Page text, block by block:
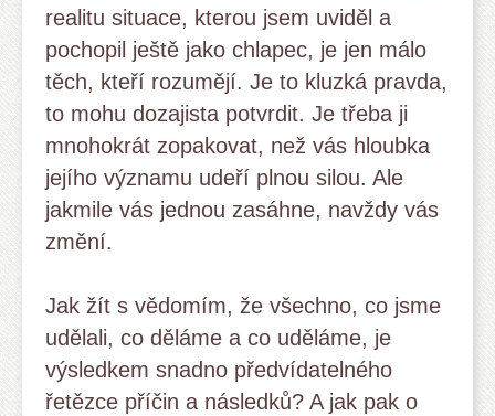
realitu situace, kterou jsem uviděl a
pochopil ještě jako chlapec, je jen málo
těch, kteří rozumějí. Je to kluzká pravda,
to mohu dozajista potvrdit. Je třeba ji
mnohokrát zopakovat, než vás hloubka
jejího významu udeří plnou silou. Ale
jakmile vás jednou zasáhne, navždy vás
změní.
Jak žít s vědomím, že všechno, co jsme
udělali, co děláme a co uděláme, je
výsledkem snadno předvídatelného
řetězce příčin a následků? A jak pak o